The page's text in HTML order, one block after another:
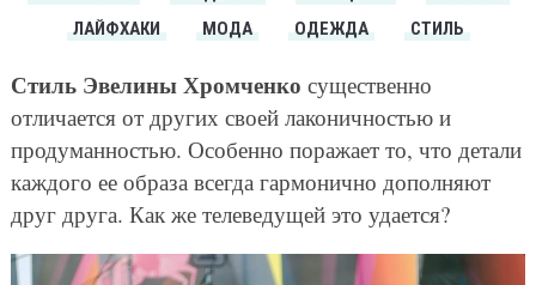
ЛАЙФХАКИ
МОДА ОДЕЖДА СТИЛЬ
Стиль Эвелины Хромченко существенно
отличается от других своей лаконичностью и
продуманностью. Особенно поражает то, что детали
каждого ее образа всегда гармонично дополняют
друг друга. Как же телеведущей это удается?